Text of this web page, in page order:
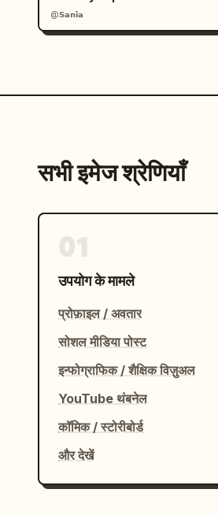
@𝗦𝗮𝗻𝗶𝗮
सभी इमेज श्रेणियाँ
उपयोग के मामले
प्रोफ़ाइल / अवतार
सोशल मीडिया पोस्ट
इन्फोग्राफिक / शैक्षिक विज़ुअल
YouTube थंबनेल
कॉमिक / स्टोरीबोर्ड
और देखें